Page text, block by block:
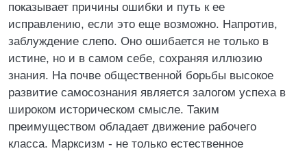
показывает причины ошибки и путь к ее
исправлению, если это еще возможно. Напротив,
заблуждение слепо. Оно ошибается не только в
истине, но и в самом себе, сохраняя иллюзию
знания. На почве общественной борьбы высокое
развитие самосознания является залогом успеха в
широком историческом смысле. Таким
преимуществом обладает движение рабочего
класса. Марксизм - не только естественное